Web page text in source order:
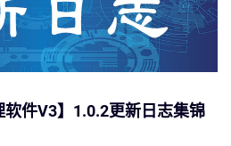
软件V3】1.0.2更新日志集锦